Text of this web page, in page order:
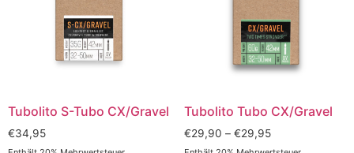
Tubolito S-Tubo CX/Gravel
€34,95
Tubolito Tubo CX/Gravel
€29,90 – €29,95